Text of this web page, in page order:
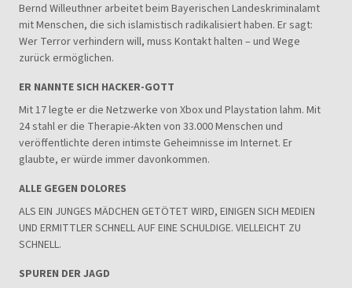
Bernd Willeuthner arbeitet beim Bayerischen Landeskriminalamt
mit Menschen, die sich islamistisch radikalisiert haben. Er sagt:
Wer Terror verhindern will, muss Kontakt halten – und Wege
zurück ermöglichen.
ER NANNTE SICH HACKER-GOTT
Mit 17 legte er die Netzwerke von Xbox und Playstation lahm. Mit
24 stahl er die Therapie-Akten von 33.000 Menschen und
veröffentlichte deren intimste Geheimnisse im Internet. Er
glaubte, er würde immer davonkommen.
ALLE GEGEN DOLORES
ALS EIN JUNGES MÄDCHEN GETÖTET WIRD, EINIGEN SICH MEDIEN
UND ERMITTLER SCHNELL AUF EINE SCHULDIGE. VIELLEICHT ZU
SCHNELL.
SPUREN DER JAGD